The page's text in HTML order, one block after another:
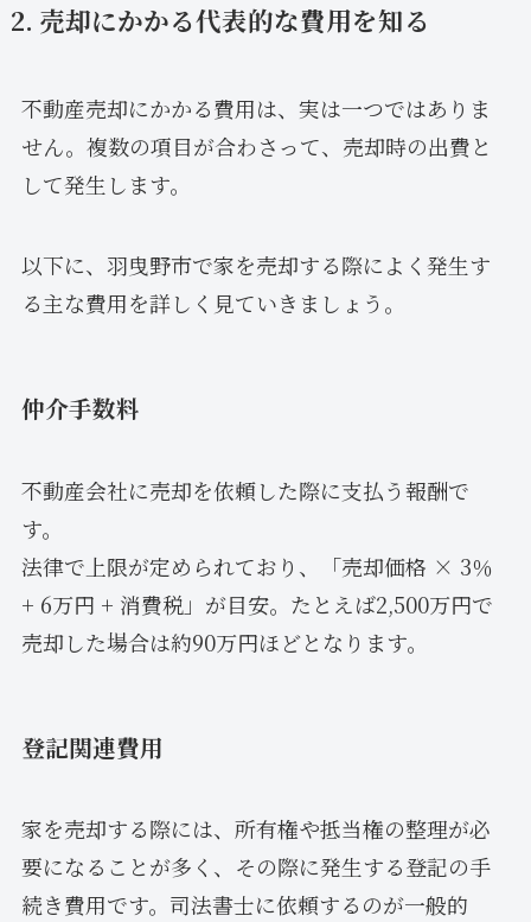
2. 売却にかかる代表的な費用を知る
不動産売却にかかる費用は、実は一つではありま
せん。複数の項目が合わさって、売却時の出費と
して発生します。
以下に、羽曳野市で家を売却する際によく発生す
る主な費用を詳しく見ていきましょう。
仲介手数料
不動産会社に売却を依頼した際に支払う報酬で
す。
法律で上限が定められており、「売却価格 × 3％
+ 6万円 + 消費税」が目安。たとえば2,500万円で
売却した場合は約90万円ほどとなります。
登記関連費用
家を売却する際には、所有権や抵当権の整理が必
要になることが多く、その際に発生する登記の手
続き費用です。司法書士に依頼するのが一般的